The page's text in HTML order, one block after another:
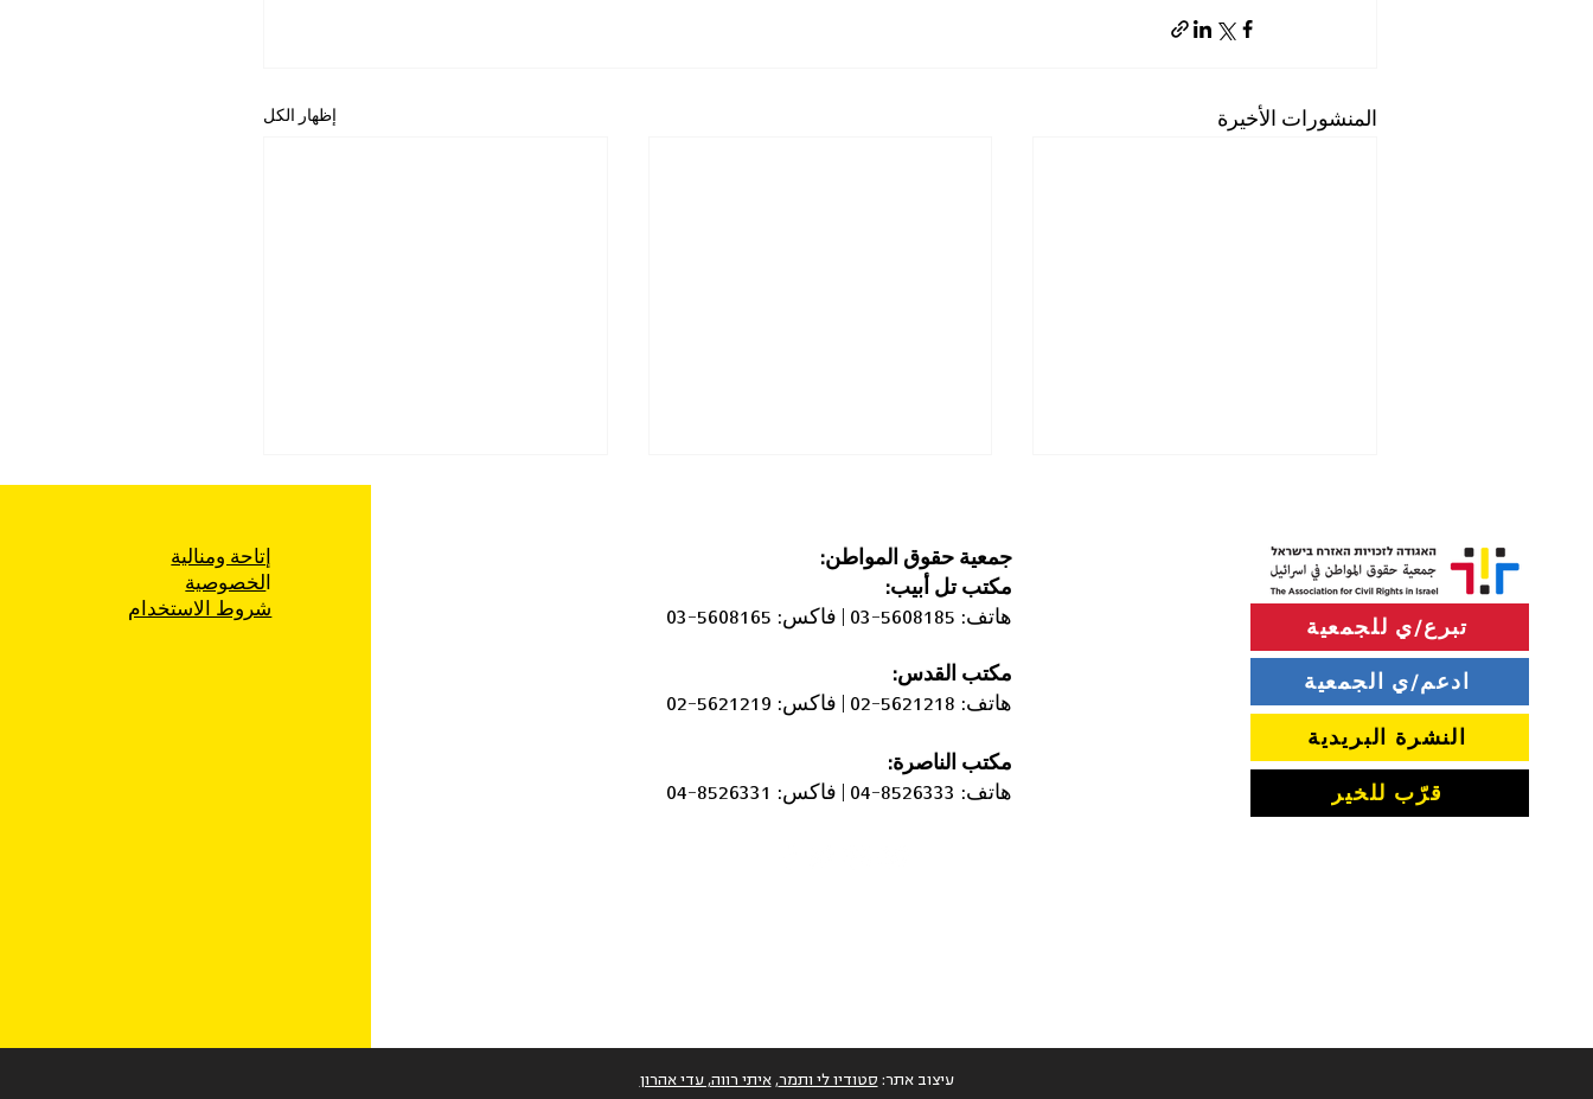
المنشورات الأخيرة إظهار الكل
الحواجز الإسمنتية التي أغلقت
أحياء عربية في مدينة اللد
التماس للمحكمة العليا ضد تحويل
مئات ملايين الشواقل المخصصة
بلدات يهودية
إتاحة ومنالية
لخصوصية
شروط الاستخدام
جمعية حقوق المواطن:
مكتبتل أبيب:
هاتف: 5608185-03 |
فاكس: 5608165-03
مكتب القدس:
هاتف: 5621218-02 |
فاكس: 5621219-02
مكتب الناصرة:
هاتف: 8526333-04 |
فاكس: 8526331-04
تبرع/ي للجمعية
ادعم/ي الجمعية
النشرة البريدية
قرّب للخير
עיצוב אתר: סטודיו לי ותמר,איתי רווה, עדי אהרון